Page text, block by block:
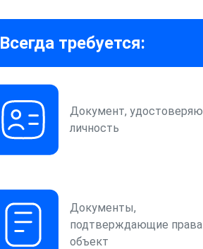
Всегда требуется:
Документ,
личность
Документы,
подтверждающие права
объект